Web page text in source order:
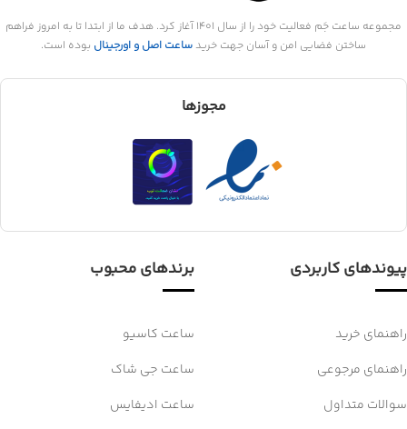
مجموعه ساعت جَم فعالیت خود را از سال 1401 آغاز کرد. هدف ما از ابتدا تا به امروز فراهم
ساختن فضایی امن و آسان جهت خرید ساعت اصل و اورجینال بوده است.
مجوزها
پیوندهای کاربردی
راهنمای خرید
راهنمای مرجوعی
سوالات متداول
برندهای محبوب
ساعت کاسیو
ساعت جی شاک
ساعت ادیفایس